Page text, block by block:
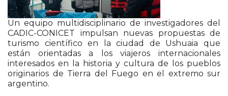
Un equipo multidisciplinario de investigadores del
CADIC-CONICET impulsan nuevas propuestas de
turismo científico en la ciudad de Ushuaia que
están orientadas a los viajeros internacionales
interesados en la historia y cultura de los pueblos
originarios de Tierra del Fuego en el extremo sur
argentino.